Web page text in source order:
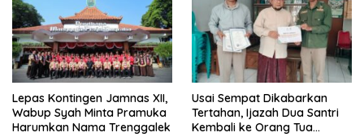
Lepas Kontingen Jamnas XII,
Wabup Syah Minta Pramuka
Harumkan Nama Trenggalek
Usai Sempat Dikabarkan
Tertahan, Ijazah Dua Santri
Kembali ke Orang Tua